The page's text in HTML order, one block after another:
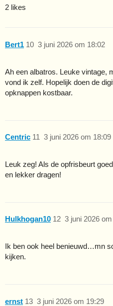
2 likes
Bert1 3 juni 2026 om 18:02
10
Ah een albatros. Leuke vintage,
vond ik zelf. Hopelijk doen de
opknappen kostbaar.
Centric 3 juni 2026 om 18:09
11
Leuk zeg! Als de opfrisbeurt
en lekker dragen!
Hulkhogan10 3 juni 2026
12
Ik ben ook heel benieuwd…mn
kijken.
ernst 3 juni 2026 om 19:29
13